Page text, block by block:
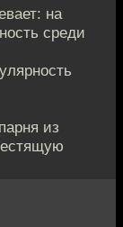
на
среди
из